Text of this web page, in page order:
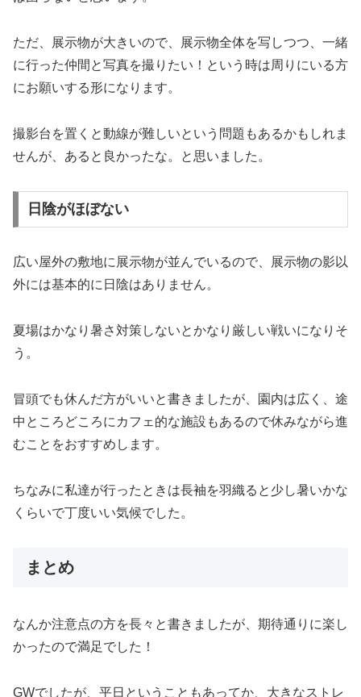
ただ、展示物が大きいので、展示物全体を写しつつ、一緒
に行った仲間と写真を撮りたい！という時は周りにいる方
にお願いする形になります。
撮影台を置くと動線が難しいという問題もあるかもしれま
せんが、あると良かったな。と思いました。
日陰がほぼない
広い屋外の敷地に展示物が並んでいるので、展示物の影以
外には基本的に日陰はありません。
夏場はかなり暑さ対策しないとかなり厳しい戦いになりそ
う。
冒頭でも休んだ方がいいと書きましたが、園内は広く、途
中ところどころにカフェ的な施設もあるので休みながら進
むことをおすすめします。
ちなみに私達が行ったときは長袖を羽織ると少し暑いかな
くらいで丁度いい気候でした。
まとめ
なんか注意点の方を長々と書きましたが、期待通りに楽し
かったので満足でした！
GWでしたが、平日ということもあってか、大きなストレ